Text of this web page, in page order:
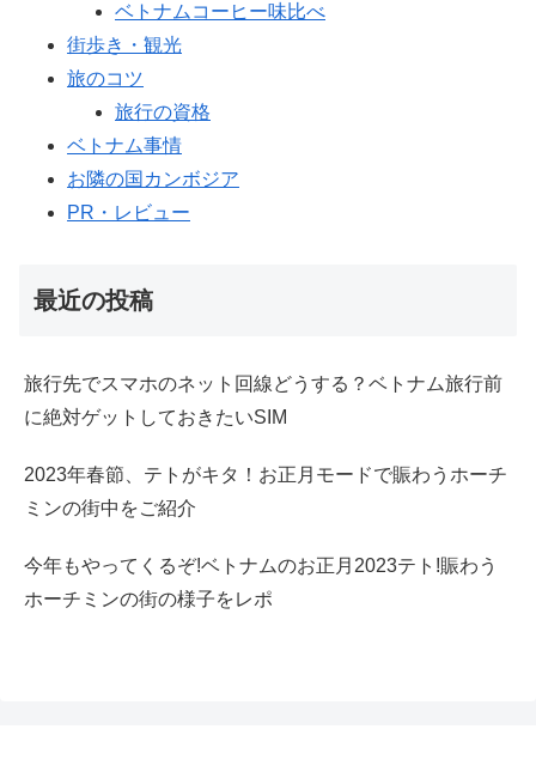
ベトナムコーヒー味比べ
街歩き・観光
旅のコツ
旅行の資格
ベトナム事情
お隣の国カンボジア
PR・レビュー
最近の投稿
旅行先でスマホのネット回線どうする？ベトナム旅行前
に絶対ゲットしておきたいSIM
2023年春節、テトがキタ！お正月モードで賑わうホーチ
ミンの街中をご紹介
今年もやってくるぞ!ベトナムのお正月2023テト!賑わう
ホーチミンの街の様子をレポ